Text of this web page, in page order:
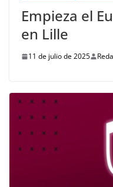
Empieza el
en Lille
11 de julio de 2025